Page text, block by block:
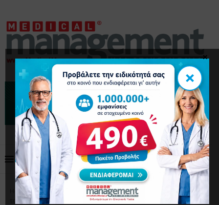
Home Επικαιρότητα
Συνέντευξη του Προέδρου
του ΣΦΕΕ Ολύμπιου Παπαδημητρίου, στο MedicalManage.gr
×
×